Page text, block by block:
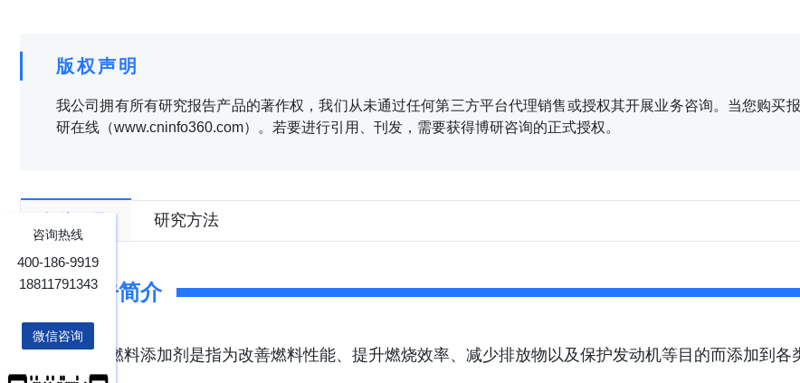
版权声明
我公司拥有所有研究报告产品的著作权，我们从未通过任何第三方平台代理销售或授权其开展业务咨询。当您购买
研在线（www.cninfo360.com）。若要进行引用、刊发，需要获得博研咨询的正式授权。
研究方法
报告简介
特种燃料添加剂是指为改善燃料性能、提升燃烧效率、减少排放物以及保护发动机等目的而添加到各
咨询热线
400-186-9919
18811791343
微信咨询